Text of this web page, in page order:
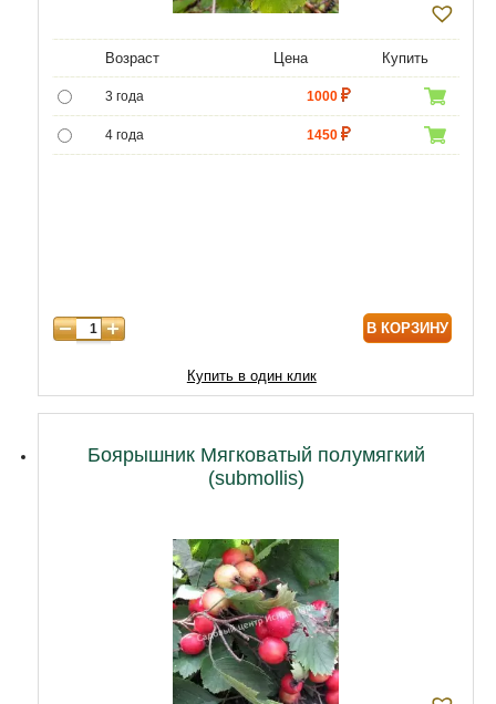
Возраст Цена Купить
3 года 1000
4 года 1450
9 лет В КОРЗИНУ
Купить в один клик
Боярышник Мягковатый полумягкий
(submollis)